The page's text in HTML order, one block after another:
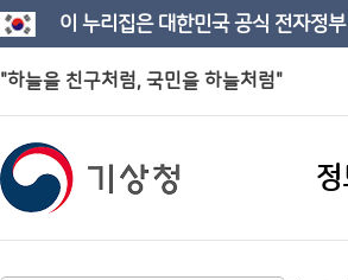
이 누리집은 대한민국 공식 전자정
"하늘을 친구처럼, 국민을 하늘처럼"
정